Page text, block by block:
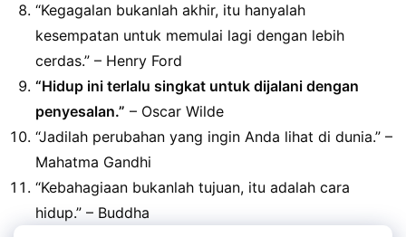
“Kegagalan bukanlah akhir, itu hanyalah
kesempatan untuk memulai lagi dengan lebih
cerdas.” – Henry Ford
“Hidup ini terlalu singkat untuk dijalani dengan
penyesalan.” – Oscar Wilde
“Jadilah perubahan yang ingin Anda lihat di dunia.” –
Mahatma Gandhi
“Kebahagiaan bukanlah tujuan, itu adalah cara
hidup.” – Buddha